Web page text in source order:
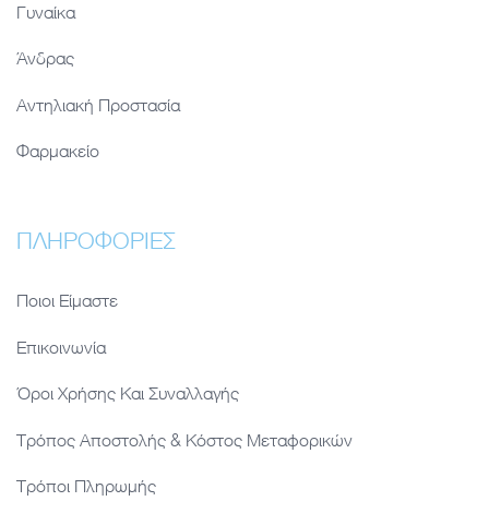
Γυναίκα
Άνδρας
Αντηλιακή Προστασία
Φαρμακείο
ΠΛΗΡΟΦΟΡΊΕΣ
Ποιοι Είμαστε
Επικοινωνία
Όροι Χρήσης Και Συναλλαγής
Τρόπος Αποστολής & Κόστος Μεταφορικών
Τρόποι Πληρωμής